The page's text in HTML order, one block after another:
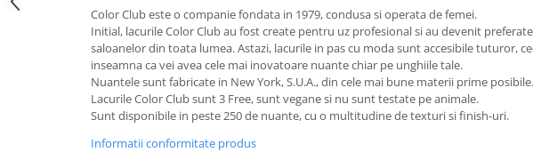
Color Club este o companie fondata in 1979, condusa si operata de femei.
Initial, lacurile Color Club au fost create pentru uz profesional si au devenit
saloanelor din toata lumea. Astazi, lacurile in pas cu moda sunt accesibile tuturor,
inseamna ca vei avea cele mai inovatoare nuante chiar pe unghiile tale.
Nuantele sunt fabricate in New York, S.U.A., din cele mai bune materii prime posibile.
Lacurile Color Club sunt 3 Free, sunt vegane si nu sunt testate pe animale.
Sunt disponibile in peste 250 de nuante, cu o multitudine de texturi si finish-uri.
Informatii conformitate produs